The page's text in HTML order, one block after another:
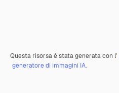
Questa risorsa è stata generata con l'
generatore di immagini IA.